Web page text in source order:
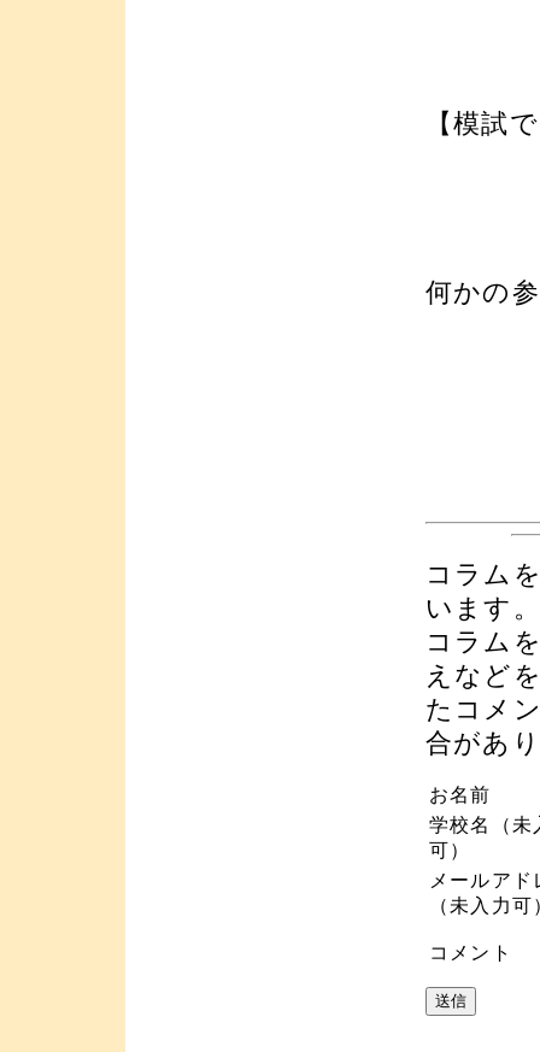
【模試
何かの
コラム
います。
コラム
えなど
たコメ
合があ
お名前
学校名（未
可）
メールアド
（未入力可
コメント